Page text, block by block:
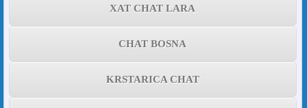
XAT CHAT LARA
CHAT BOSNA
KRSTARICA CHAT